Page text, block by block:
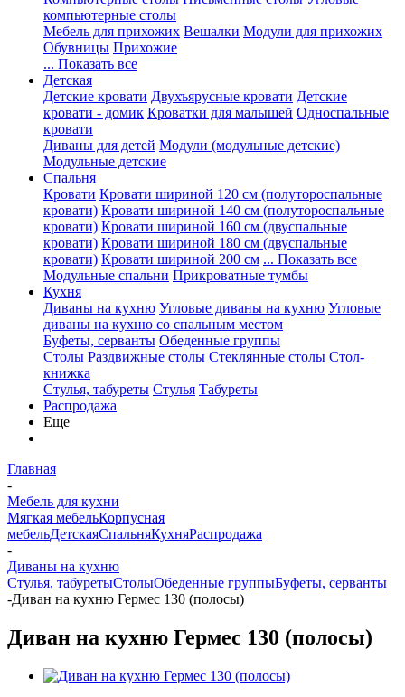
компьютерные столы
Мебель для прихожих Вешалки Модули для прихожих
Обувницы Прихожие
... Показать все
Детская
Детские кровати Двухъярусные кровати Детские
кровати - домик Кроватки для малышей Односпальные
кровати
Диваны для детей Модули (модульные детские)
Модульные детские
Спальня
Кровати Кровати шириной 120 см (полутороспальные
кровати) Кровати шириной 140 см (полутороспальные
кровати) Кровати шириной 160 см (двуспальные
кровати) Кровати шириной 180 см (двуспальные
кровати) Кровати шириной 200 см ... Показать все
Модульные спальни Прикроватные тумбы
Кухня
Диваны на кухню Угловые диваны на кухню Угловые
диваны на кухню со спальным местом
Буфеты, серванты Обеденные группы
Столы Раздвижные столы Стеклянные столы Стол-
книжка
Стулья, табуреты Стулья Табуреты
Распродажа
Еще
Главная
-
Мебель для кухни
Мягкая мебельКорпусная
мебельДетскаяСпальняКухняРаспродажа
-
Диваны на кухню
Стулья, табуретыСтолыОбеденные группыБуфеты, серванты
-Диван на кухню Гермес 130 (полосы)
Диван на кухню Гермес 130 (полосы)